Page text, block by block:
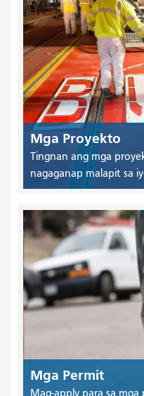
Mga Proyekto
Tingnan ang mga
nagaganap malapit sa
Mga Permit
Mag-apply para sa